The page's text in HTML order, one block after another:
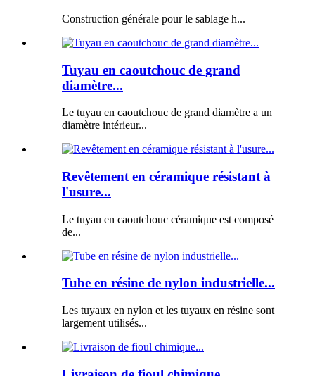
Construction générale pour le sablage h...
Tuyau en caoutchouc de grand
diamètre...
Le tuyau en caoutchouc de grand diamètre a un
diamètre intérieur...
Revêtement en céramique résistant à
l'usure...
Le tuyau en caoutchouc céramique est composé
de...
Tube en résine de nylon industrielle...
Les tuyaux en nylon et les tuyaux en résine sont
largement utilisés...